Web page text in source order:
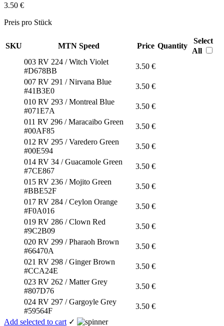
3.50 €
Preis pro Stück
SKU MTN Speed Price Quantity
Select
All
003 RV 224 / Witch Violet
#D678BB
3.50 €
007 RV 291 / Nirvana Blue
#41B3E0
3.50 €
010 RV 293 / Montreal Blue
#071E7A
3.50 €
011 RV 296 / Maracaibo Green
#00AF85
3.50 €
012 RV 295 / Varedero Green
#00E594
3.50 €
014 RV 34 / Guacamole Green
#7CE867
3.50 €
015 RV 236 / Mojito Green
#BBE52F
3.50 €
017 RV 284 / Ceylon Orange
#F0A016
3.50 €
019 RV 286 / Clown Red
#9C2B09
3.50 €
020 RV 299 / Pharaoh Brown
#66470A
3.50 €
021 RV 298 / Ginger Brown
#CCA24E
3.50 €
023 RV 262 / Matter Grey
#807D76
3.50 €
024 RV 297 / Gargoyle Grey
#59564F
3.50 €
Add selected to cart ✓